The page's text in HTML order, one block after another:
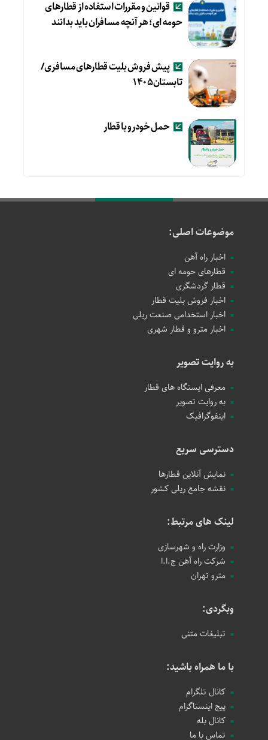
قوانین و مقررات استفاده از قطارهای
حومه ای؛ هر آنچه مسافران باید بدانند
پیش فروش بلیت قطارهای مسافری/
تابستان۱۴۰۵
حمل خودرو با قطار
موضوعات اصلی:
اخبار راه آهن
قطارهای حومه ای
قطار گردشگری
اخبار فروش بلیت قطار
اخبار استخدامی صنعت ریلی
اخبار مترو و قطار شهری
به روایت تصویر
معرفی ایستگاه های قطار
به روایت تصویر
اینفوگرافیک
دسترسی سریع
نمایش آنلاین قطارها
نقشه جامع ریلی کشور
لینک های مرتبط:
وزارت راه و شهرسازی
شرکت راه آهن ج.ا.ا
مترو تهران
وبگردی:
تبلیغات متنی
با ما همراه باشید:
کانال تلگرام
پیج اینستاگرام
کانال بله
تماس با ما